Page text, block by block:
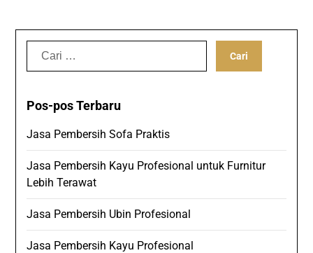
Cari
Pos-pos Terbaru
Jasa Pembersih Sofa Praktis
Jasa Pembersih Kayu Profesional untuk Furnitur
Lebih Terawat
Jasa Pembersih Ubin Profesional
Jasa Pembersih Kayu Profesional